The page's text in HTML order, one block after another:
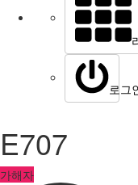
로그
E707
가해자